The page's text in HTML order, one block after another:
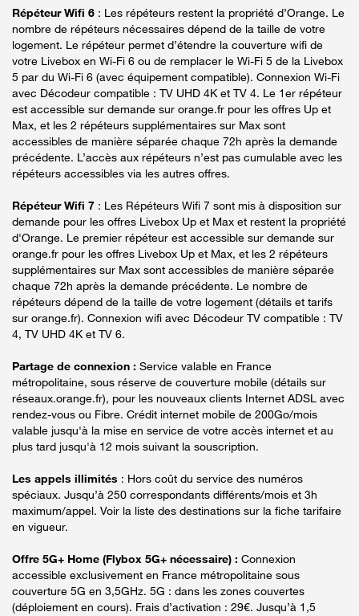
Répéteur Wifi 6 : Les répéteurs restent la propriété d’Orange. Le
nombre de répéteurs nécessaires dépend de la taille de votre
logement. Le répéteur permet d’étendre la couverture wifi de
votre Livebox en Wi-Fi 6 ou de remplacer le Wi-Fi 5 de la Livebox
5 par du Wi-Fi 6 (avec équipement compatible). Connexion Wi-Fi
avec Décodeur compatible : TV UHD 4K et TV 4. Le 1er répéteur
est accessible sur demande sur orange.fr pour les offres Up et
Max, et les 2 répéteurs supplémentaires sur Max sont
accessibles de manière séparée chaque 72h après la demande
précédente. L’accès aux répéteurs n’est pas cumulable avec les
répéteurs accessibles via les autres offres.
Répéteur Wifi 7 : Les Répéteurs Wifi 7 sont mis à disposition sur
demande pour les offres Livebox Up et Max et restent la propriété
d'Orange. Le premier répéteur est accessible sur demande sur
orange.fr pour les offres Livebox Up et Max, et les 2 répéteurs
supplémentaires sur Max sont accessibles de manière séparée
chaque 72h après la demande précédente. Le nombre de
répéteurs dépend de la taille de votre logement (détails et tarifs
sur orange.fr). Connexion wifi avec Décodeur TV compatible : TV
4, TV UHD 4K et TV 6.
Partage de connexion : Service valable en France
métropolitaine, sous réserve de couverture mobile (détails sur
réseaux.orange.fr), pour les nouveaux clients Internet ADSL avec
rendez-vous ou Fibre. Crédit internet mobile de 200Go/mois
valable jusqu'à la mise en service de votre accès internet et au
plus tard jusqu'à 12 mois suivant la souscription.
Les appels illimités : Hors coût du service des numéros
spéciaux. Jusqu’à 250 correspondants différents/mois et 3h
maximum/appel. Voir la liste des destinations sur la fiche tarifaire
en vigueur.
Offre 5G+ Home (Flybox 5G+ nécessaire) : Connexion
accessible exclusivement en France métropolitaine sous
couverture 5G en 3,5GHz. 5G : dans les zones couvertes
(déploiement en cours). Frais d’activation : 29€. Jusqu’à 1,5